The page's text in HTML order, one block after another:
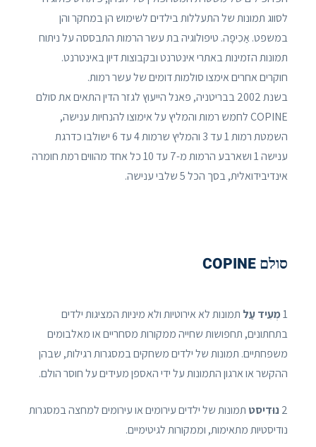
לסווג תמונות של התעללות בילדים לשימוש הן במחקר והן
במשפט. אַכִיפָה. טיפולוגיה בת עשר הרמות התבססה על ניתוח
תמונות הזמינות באתרי אינטרנט ובקבוצות דיון באינטרנט.
חוקרים אחרים אימצו סולמות דומים של עשר רמות.
בשנת 2002 בבריטניה, פאנל הייעוץ לגזר הדין התאים את סולם
COPINE לחמש רמות והמליץ ​​על אימוצו להנחיות ענישה,
השמטת רמות 1 עד 3 והמליץ ​​שרמות 4 עד 6 ישולבו כדרגת
ענישה 1 ושארבע הרמות מ-7 עד 10 כל אחד מהווים רמת חומרה
אינדיבידואלית, בסך הכל 5 שלבי ענישה.
סולם COPINE
1מְעִיד עַל תמונות לא אירוטיות ולא מיניות המציגות ילדים
בתחתונים, תחפושות שחייה ממקורות מסחריים או מאלבומים
משפחתיים. תמונות של ילדים משחקים במסגרות רגילות, שבהן
ההקשר או ארגון התמונות על ידי האספן מעידים על חוסר הולם.
2נוּדִיסט תמונות של ילדים עירומים או עירומים למחצה במסגרות
נודיסטיות מתאימות, וממקורות לגיטימיים.